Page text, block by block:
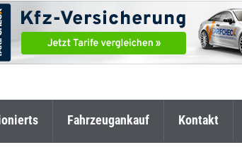
Fahrzeugankauf Kontakt